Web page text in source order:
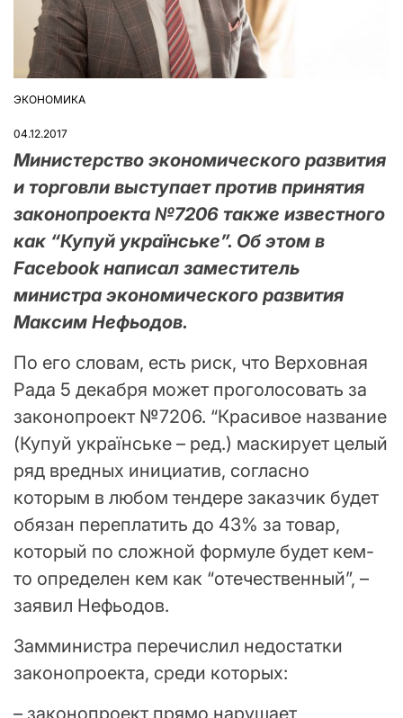
ОПУБЛІКУВАТИ
ЭКОНОМИКА
04.12.2017
Министерство экономического развития
и торговли выступает против принятия
законопроекта №7206 также известного
как “Купуй українське”. Об этом в
Facebook написал заместитель
министра экономического развития
Максим Нефьодов.
По его словам, есть риск, что Верховная
Рада 5 декабря может проголосовать за
законопроект №7206. “Красивое название
(Купуй українське – ред.) маскирует целый
ряд вредных инициатив, согласно
которым в любом тендере заказчик будет
обязан переплатить до 43% за товар,
который по сложной формуле будет кем-
то определен кем как “отечественный”, –
заявил Нефьодов.
Замминистра перечислил недостатки
законопроекта, среди которых: